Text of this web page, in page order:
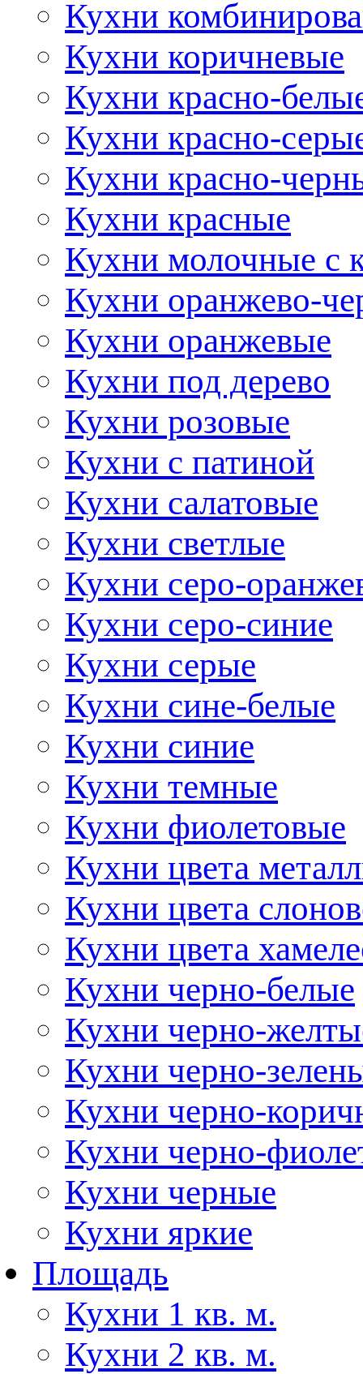
Кухни
Кухни коричневые
Кухни красно-
Кухни красно-
Кухни красно-
Кухни красные
Кухни молочные с
Кухни оранжево-
Кухни оранжевые
Кухни под дерево
Кухни розовые
Кухни с патиной
Кухни салатовые
Кухни светлые
Кухни серо-
Кухни серо-синие
Кухни серые
Кухни сине-белые
Кухни синие
Кухни темные
Кухни фиолетовые
Кухни цвета
Кухни цвета
Кухни цвета
Кухни черно-белые
Кухни черно-
Кухни черно-
Кухни черно-
Кухни черно-
Кухни черные
Кухни яркие
Площадь
Кухни 1 кв. м.
Кухни 2 кв. м.